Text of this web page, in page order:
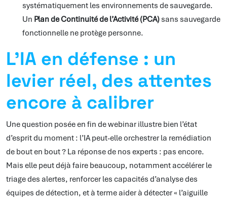
systématiquement les environnements de sauvegarde.
Un Plan de Continuité de l’Activité (PCA) sans sauvegarde
fonctionnelle ne protège personne.
L’IA en défense : un
levier réel, des attentes
encore à calibrer
Une question posée en fin de webinar illustre bien l’état
d’esprit du moment : l’IA peut-elle orchestrer la remédiation
de bout en bout ? La réponse de nos experts : pas encore.
Mais elle peut déjà faire beaucoup, notamment accélérer le
triage des alertes, renforcer les capacités d’analyse des
équipes de détection, et à terme aider à détecter « l’aiguille